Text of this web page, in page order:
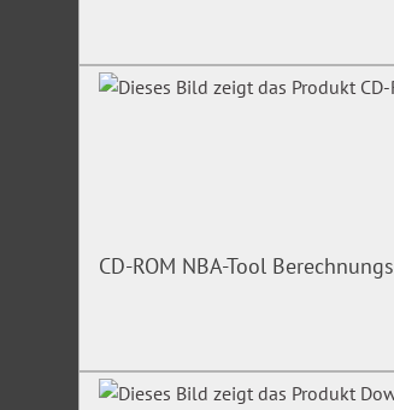
CD-ROM NBA-Tool